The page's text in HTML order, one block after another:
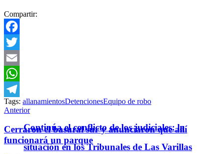
Continúa el conflicto de los judiciales: la
situación en los Tribunales de Las Varillas
Compartir:
Facebook
Twitter
Email
WhatsApp
Telegram
Tags: allanamientosDetencionesEquipo de robo
Anterior
Cerraron el basural sur y anunciaron que allí
funcionará un parque